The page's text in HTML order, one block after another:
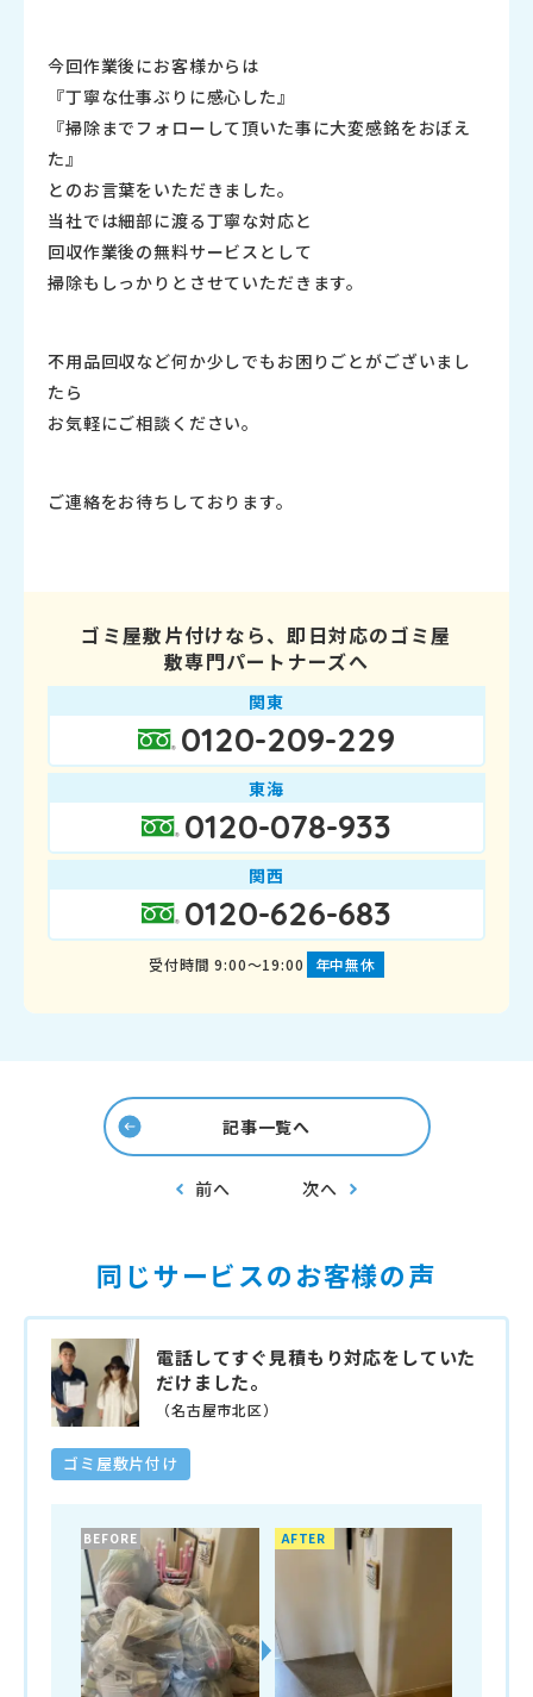
今回作業後にお客様からは
『丁寧な仕事ぶりに感心した』
『掃除までフォローして頂いた事に大変感銘をおぼえ
た』
とのお言葉をいただきました。
当社では細部に渡る丁寧な対応と
回収作業後の無料サービスとして
掃除もしっかりとさせていただきます。
不用品回収など何か少しでもお困りごとがございまし
たら
お気軽にご相談ください。
ご連絡をお待ちしております。
ゴミ屋敷片付けなら、即日対応のゴミ屋
敷専門パートナーズへ
関東
0120-209-229
東海
0120-078-933
関西
0120-626-683
受付時間 9:00～19:00 年中無休
記事一覧へ
前へ 次へ
同じサービスのお客様の声
電話してすぐ見積もり対応をしていた
だけました。
（名古屋市北区）
ゴミ屋敷片付け
BEFORE AFTER